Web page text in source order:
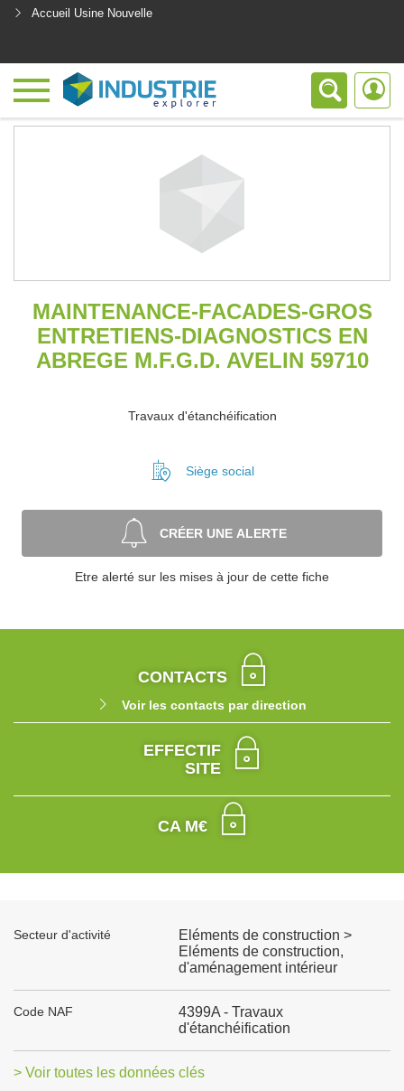
Accueil Usine Nouvelle
MAINTENANCE-FACADES-GROS
ENTRETIENS-DIAGNOSTICS EN
ABREGE M.F.G.D. AVELIN 59710
Travaux d'étanchéification
Siège social
CRÉER UNE ALERTE
Etre alerté sur les mises à jour de cette fiche
CONTACTS
Voir les contacts par direction
EFFECTIF
SITE
CA M€
Secteur d'activité
Eléments de construction >
Eléments de construction,
d'aménagement intérieur
Code NAF
4399A - Travaux
d'étanchéification
> Voir toutes les données clés